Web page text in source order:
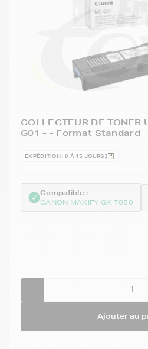
COLLECTEUR DE TONER
G01 - - Format Standard
EXPÉDITION : 6 À 15 JOURS
Compatible :
CANON MAXIFY GX 7050
-
Ajouter au